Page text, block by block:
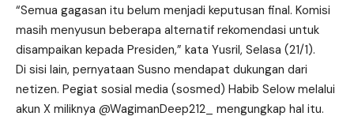
“Semua gagasan itu belum menjadi keputusan final. Komisi
masih menyusun beberapa alternatif rekomendasi untuk
disampaikan kepada Presiden,” kata Yusril, Selasa (21/1).
Di sisi lain, pernyataan Susno mendapat dukungan dari
netizen. Pegiat sosial media (sosmed) Habib Selow melalui
akun X miliknya @WagimanDeep212_ mengungkap hal itu.